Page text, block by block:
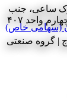
(سهامی خاص)
ساعی، جنب
واحد ۴۰۷
کرج | گروه صنعتی